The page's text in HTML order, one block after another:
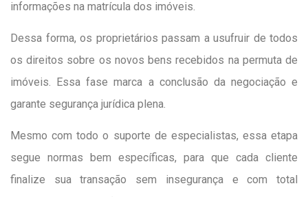
informações na matrícula dos imóveis.
Dessa forma, os proprietários passam a usufruir de todos
os direitos sobre os novos bens recebidos na permuta de
imóveis. Essa fase marca a conclusão da negociação e
garante segurança jurídica plena.
Mesmo com todo o suporte de especialistas, essa etapa
segue normas bem específicas, para que cada cliente
finalize sua transação sem insegurança e com total